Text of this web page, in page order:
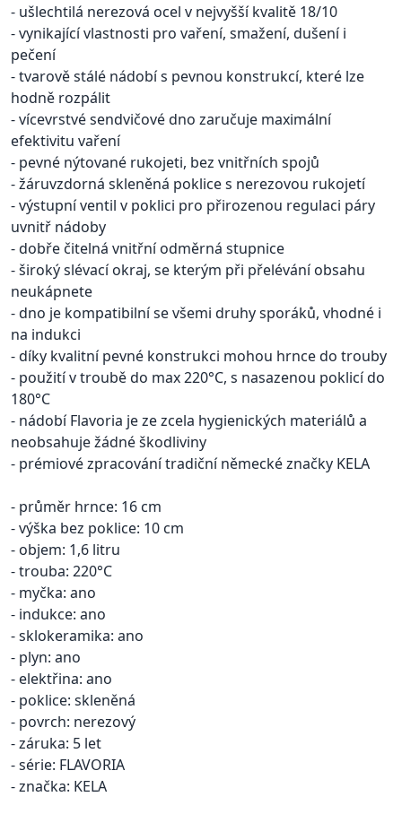
- ušlechtilá nerezová ocel v nejvyšší kvalitě 18/10
- vynikající vlastnosti pro vaření, smažení, dušení i
pečení
- tvarově stálé nádobí s pevnou konstrukcí, které lze
hodně rozpálit
- vícevrstvé sendvičové dno zaručuje maximální
efektivitu vaření
- pevné nýtované rukojeti, bez vnitřních spojů
- žáruvzdorná skleněná poklice s nerezovou rukojetí
- výstupní ventil v poklici pro přirozenou regulaci páry
uvnitř nádoby
- dobře čitelná vnitřní odměrná stupnice
- široký slévací okraj, se kterým při přelévání obsahu
neukápnete
- dno je kompatibilní se všemi druhy sporáků, vhodné i
na indukci
- díky kvalitní pevné konstrukci mohou hrnce do trouby
- použití v troubě do max 220°C, s nasazenou poklicí do
180°C
- nádobí Flavoria je ze zcela hygienických materiálů a
neobsahuje žádné škodliviny
- prémiové zpracování tradiční německé značky KELA
- průměr hrnce: 16 cm
- výška bez poklice: 10 cm
- objem: 1,6 litru
- trouba: 220°C
- myčka: ano
- indukce: ano
- sklokeramika: ano
- plyn: ano
- elektřina: ano
- poklice: skleněná
- povrch: nerezový
- záruka: 5 let
- série: FLAVORIA
- značka: KELA